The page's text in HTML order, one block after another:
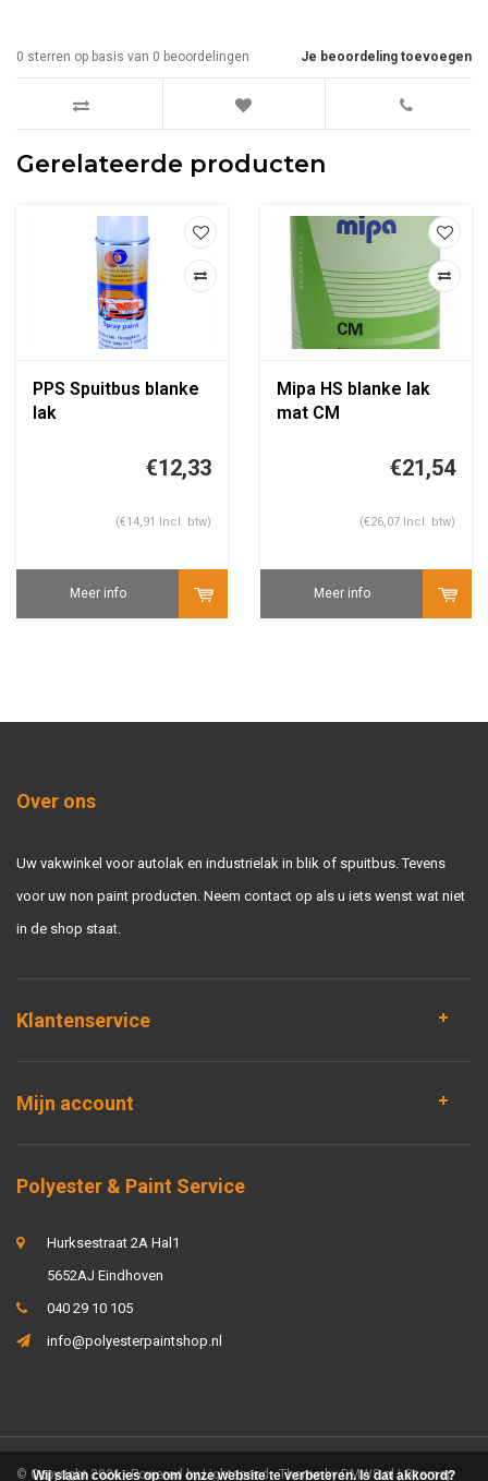
Je beoordeling toevoegen
0 sterren op basis van 0 beoordelingen
Gerelateerde producten
PPS Spuitbus blanke
lak
€12,33
(€14,91 Incl. btw)
Meer info
Mipa HS blanke lak
mat CM
€21,54
(€26,07 Incl. btw)
Meer info
Over ons
Uw vakwinkel voor autolak en industrielak in blik of spuitbus. Tevens
voor uw non paint producten. Neem contact op als u iets wenst wat niet
in de shop staat.
Klantenservice
Mijn account
Polyester & Paint Service
Hurksestraat 2A Hal1
5652AJ Eindhoven
040 29 10 105
info@polyesterpaintshop.nl
© Copyright 2026 - Powered byLightspeed- Theme byDMWS.nl |Sitemap
Wij slaan cookies op om onze website te verbeteren. Is dat akkoord?